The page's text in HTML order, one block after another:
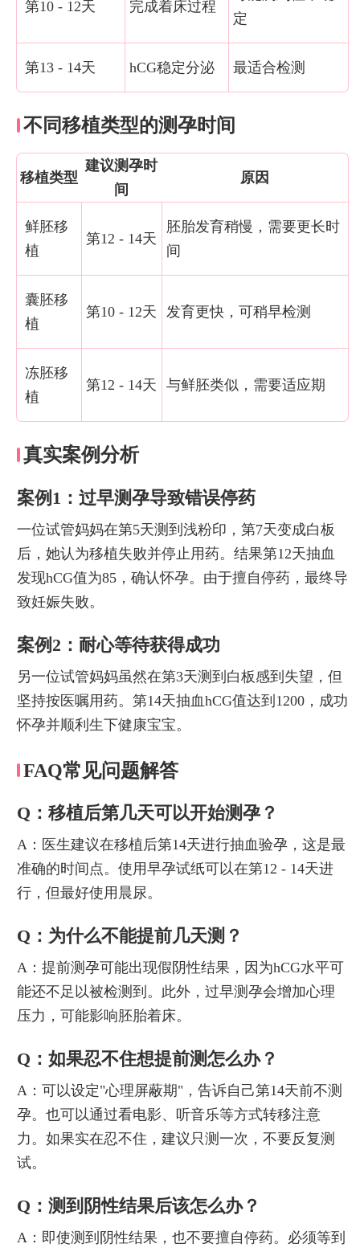
第10 - 12天 完成着床过程
定
第13 - 14天 hCG稳定分泌 最适合检测
不同移植类型的测孕时间
移植类型
建议测孕时
间
原因
鲜胚移
植
第12 - 14天
胚胎发育稍慢，需要更长时
间
囊胚移
植
第10 - 12天 发育更快，可稍早检测
冻胚移
植
第12 - 14天 与鲜胚类似，需要适应期
真实案例分析
案例1：过早测孕导致错误停药
一位试管妈妈在第5天测到浅粉印，第7天变成白板
后，她认为移植失败并停止用药。结果第12天抽血
发现hCG值为85，确认怀孕。由于擅自停药，最终导
致妊娠失败。
案例2：耐心等待获得成功
另一位试管妈妈虽然在第3天测到白板感到失望，但
坚持按医嘱用药。第14天抽血hCG值达到1200，成功
怀孕并顺利生下健康宝宝。
FAQ常见问题解答
Q：移植后第几天可以开始测孕？
A：医生建议在移植后第14天进行抽血验孕，这是最
准确的时间点。使用早孕试纸可以在第12 - 14天进
行，但最好使用晨尿。
Q：为什么不能提前几天测？
A：提前测孕可能出现假阴性结果，因为hCG水平可
能还不足以被检测到。此外，过早测孕会增加心理
压力，可能影响胚胎着床。
Q：如果忍不住想提前测怎么办？
A：可以设定"心理屏蔽期"，告诉自己第14天前不测
孕。也可以通过看电影、听音乐等方式转移注意
力。如果实在忍不住，建议只测一次，不要反复测
试。
Q：测到阴性结果后该怎么办？
A：即使测到阴性结果，也不要擅自停药。必须等到